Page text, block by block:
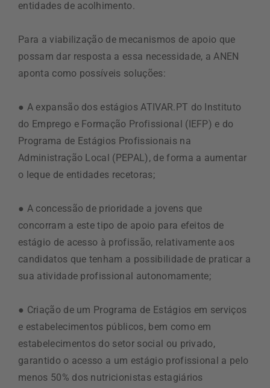
entidades de acolhimento.
Para a viabilização de mecanismos de apoio que
possam dar resposta a essa necessidade, a ANEN
aponta como possíveis soluções:
● A expansão dos estágios ATIVAR.PT do Instituto
do Emprego e Formação Profissional (IEFP) e do
Programa de Estágios Profissionais na
Administração Local (PEPAL), de forma a aumentar
o leque de entidades recetoras;
● A concessão de prioridade a jovens que
concorram a este tipo de apoio para efeitos de
estágio de acesso à profissão, relativamente aos
candidatos que tenham a possibilidade de praticar a
sua atividade profissional autonomamente;
● Criação de um Programa de Estágios em serviços
e estabelecimentos públicos, bem como em
estabelecimentos do setor social ou privado,
garantido o acesso a um estágio profissional a pelo
menos 50% dos nutricionistas estagiários